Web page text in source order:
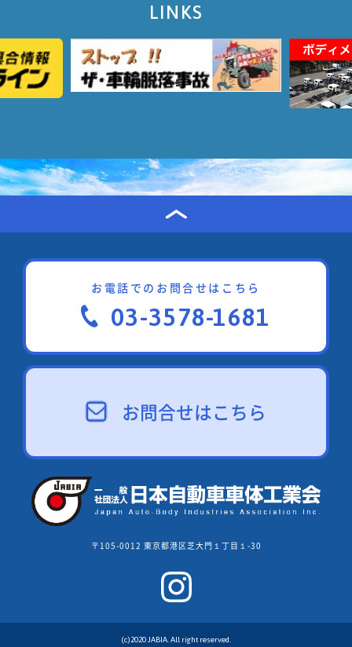
LINKS
お電話でのお問合せはこちら
03-3578-1681
お問合せはこちら
〒105-0012 東京都港区芝大門１丁目１-30
(c)2020 JABIA. All right reserved.